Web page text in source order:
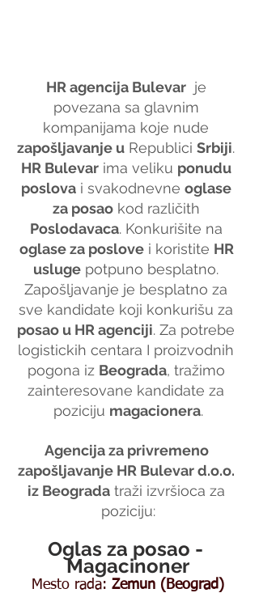
HR agencija Bulevar je
povezana sa glavnim
kompanijama koje nude
zapošljavanje u Republici Srbiji.
HR Bulevar ima veliku ponudu
poslova i svakodnevne oglase
za posao kod različith
Poslodavaca. Konkurišite na
oglase za poslove i koristite HR
usluge potpuno besplatno.
Zapošljavanje je besplatno za
sve kandidate koji konkurišu za
posao u HR agenciji. Za potrebe
logistickih centara I proizvodnih
pogona iz Beograda, tražimo
zainteresovane kandidate za
poziciju magacionera.
Agencija za privremeno
zapošljavanje HR Bulevar d.o.o.
iz Beograda traži izvršioca za
poziciju:
Oglas za posao -
Magacinoner
Mesto rada: Zemun (Beograd)